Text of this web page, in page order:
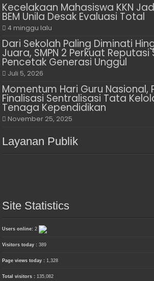
Kecelakaan Mahasiswa KKN
BEM Unila Desak Evaluasi Total
4 minggu lalu
Dari Sekolah Paling Diminati
Juara, SMPN 2 Perkuat
Pencetak Generasi Unggul
Juli 5, 2026
Momentum Hari Guru Nasional,
Finalisasi Sentralisasi Tata
Tenaga Kependidikan
November 25, 2025
Layanan Publik
Site Statistics
Users online:2
Visitors today :389
Page views today :1,328
Total visitors :135,082